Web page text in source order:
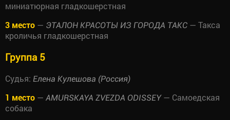
миниатюрная гладкошерстная
3 место — ЭТАЛОН КРАСОТЫ ИЗ ГОРОДА ТАКС — Такса
кроличья гладкошерстная
Группа 5
Судья: Елена Кулешова (Россия)
1 место — AMURSKAYA ZVEZDA ODISSEY— Самоедская
собака